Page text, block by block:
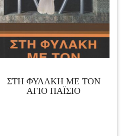
ΣΤΗ ΦΥΛΑΚΗ ΜΕ ΤΟΝ
ΑΓΙΟ ΠΑΪΣΙΟ